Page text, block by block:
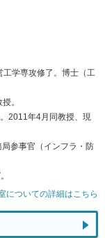
学専攻修了。博士（工
。
2011年4月同教授、現
参事官（インフラ・防
についての詳細はこちら